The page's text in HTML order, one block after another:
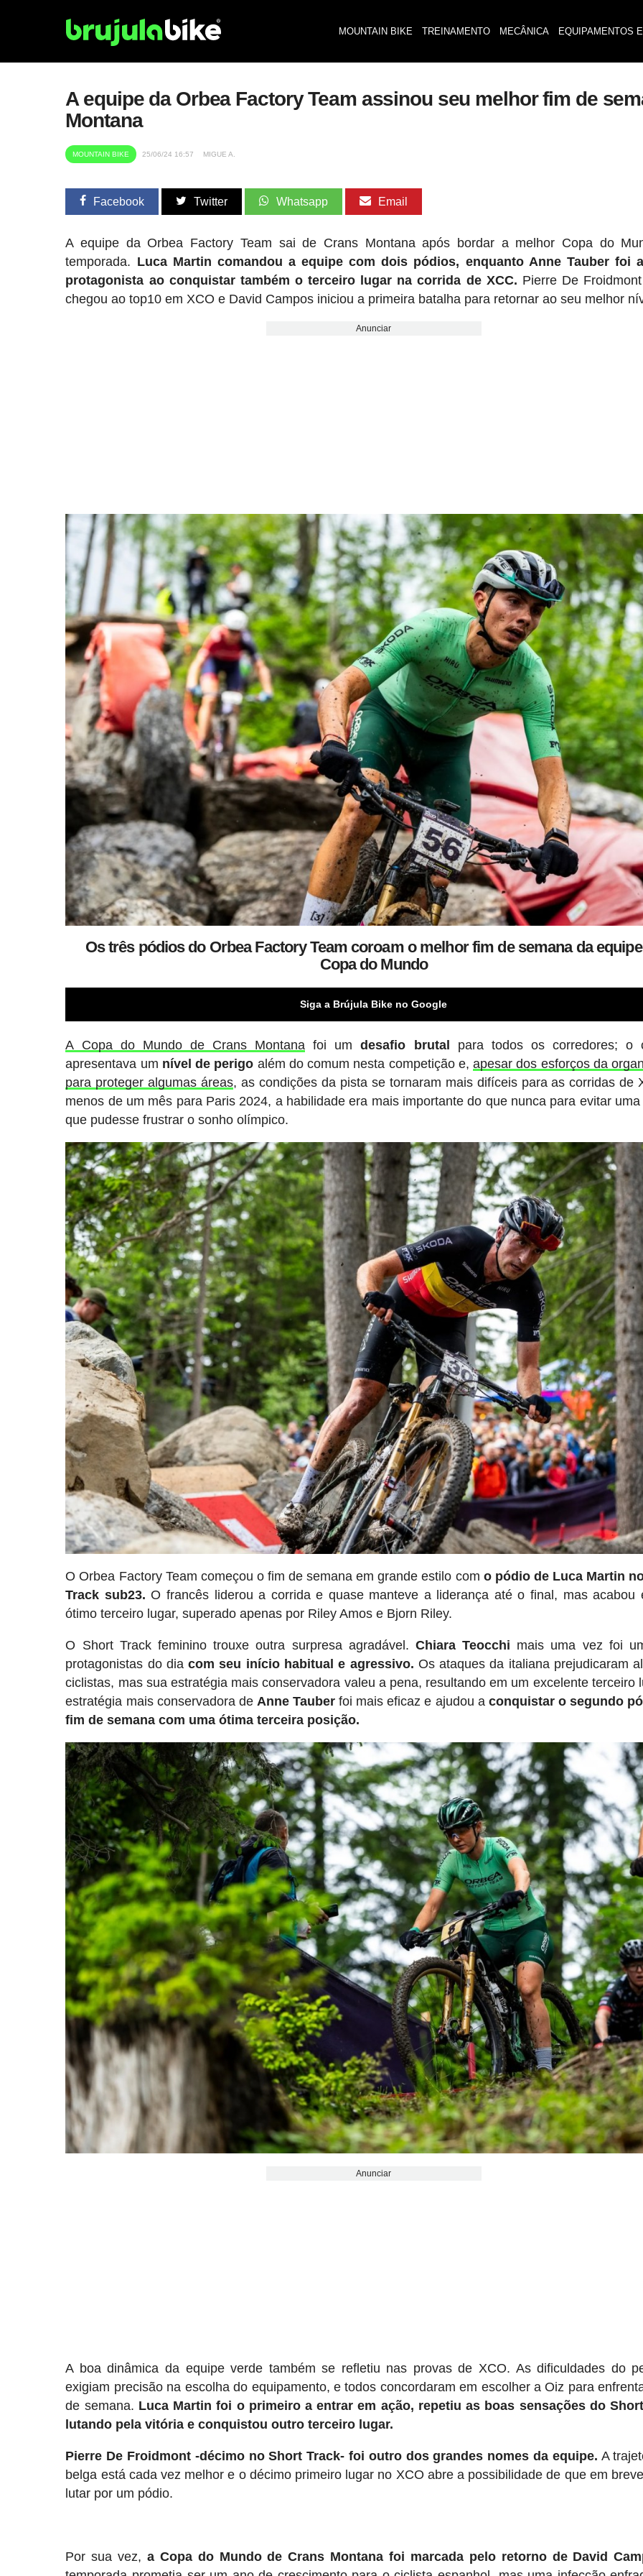
MOUNTAIN BIKE TREINAMENTO MECÂNICA EQUIPAMENTOS
A equipe da Orbea Factory Team assinou seu melhor fim de
Montana
MOUNTAIN BIKE 25/06/24 16:57 MIGUE A.
Facebook Twitter Whatsapp Email
A equipe da Orbea Factory Team sai de Crans Montana após bordar a melhor Copa do
temporada. Luca Martin comandou a equipe com dois pódios, enquanto Anne Tauber foi
protagonista ao conquistar também o terceiro lugar na corrida de XCC. Pierre De
chegou ao top10 em XCO e David Campos iniciou a primeira batalha para retornar ao seu melhor
Anunciar
Os três pódios do Orbea Factory Team coroam o melhor fim de semana da
Copa do Mundo
Siga a Brújula Bike no Google
A Copa do Mundo de Crans Montana foi umdesafio brutal para todos os corredores; o
apresentava um nível de perigo além do comum nesta competição e,apesar dos esforços da
para proteger algumas áreas, as condições da pista se tornaram mais difíceis para as corridas de
menos de um mês para Paris 2024, a habilidade era mais importante do que nunca para evitar
que pudesse frustrar o sonho olímpico.
O Orbea Factory Team começou o fim de semana em grande estilo com o pódio de Luca Martin
Track sub23. O francês liderou a corrida e quase manteve a liderança até o final, mas acabou
ótimo terceiro lugar, superado apenas por Riley Amos e Bjorn Riley.
O Short Track feminino trouxe outra surpresa agradável. Chiara Teocchi mais uma vez foi
protagonistas do diacom seu início habitual e agressivo. Os ataques da italiana prejudicaram
ciclistas, mas sua estratégia mais conservadora valeu a pena, resultando em um excelente terceiro
estratégia mais conservadora de Anne Tauberfoi mais eficaz e ajudou a conquistar o segundo
fim de semana com uma ótima terceira posição.
Anunciar
A boa dinâmica da equipe verde também se refletiu nas provas de XCO. As dificuldades do
exigiam precisão na escolha do equipamento, e todos concordaram em escolher a Oiz para
de semana. Luca Martin foi o primeiro a entrar em ação, repetiu as boas sensações do
lutando pela vitória e conquistou outro terceiro lugar.
Pierre De Froidmont -décimo no Short Track- foi outro dos grandes nomes da equipe. A
belga está cada vez melhor e o décimo primeiro lugar no XCO abre a possibilidade de que em
lutar por um pódio.
Por sua vez,a Copa do Mundo de Crans Montana foi marcada pelo retorno de David